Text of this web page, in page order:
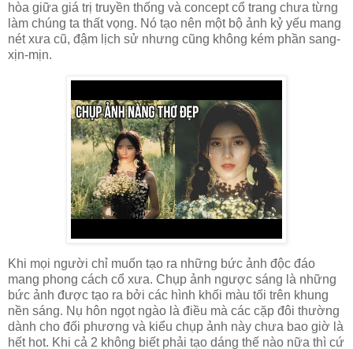
hòa giữa giá trị truyền thống và concept cổ trang chưa từng
làm chúng ta thất vọng. Nó tạo nên một bộ ảnh kỷ yếu mang
nét xưa cũ, đậm lịch sử nhưng cũng không kém phần sang-
xịn-mịn.
Khi mọi người chỉ muốn tạo ra những bức ảnh độc đáo
mang phong cách cổ xưa. Chụp ảnh ngược sáng là những
bức ảnh được tạo ra bởi các hình khối màu tối trên khung
nền sáng. Nụ hôn ngọt ngào là điều mà các cặp đôi thường
dành cho đối phương và kiểu chụp ảnh này chưa bao giờ là
hết hot. Khi cả 2 không biết phải tạo dáng thế nào nữa thì cứ